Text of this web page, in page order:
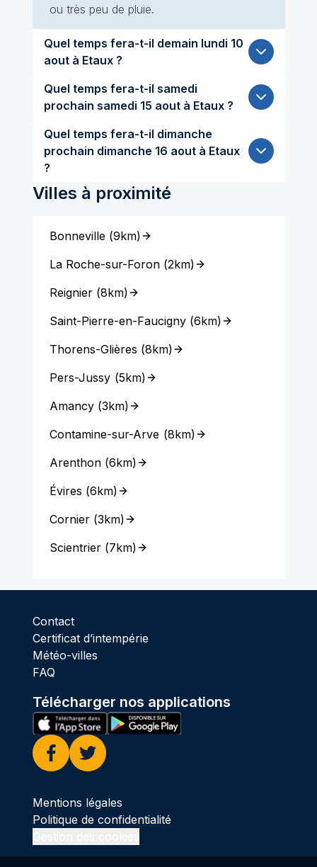
ou très peu de pluie.
Quel temps fera-t-il demain lundi 10
aout à Etaux ?
Quel temps fera-t-il samedi
prochain samedi 15 aout à Etaux ?
Quel temps fera-t-il dimanche
prochain dimanche 16 aout à Etaux
?
Villes à proximité
Bonneville(9km)
La Roche-sur-Foron(2km)
Reignier(8km)
Saint-Pierre-en-Faucigny(6km)
Thorens-Glières (8km)
Pers-Jussy (5km)
Amancy(3km)
Contamine-sur-Arve (8km)
Arenthon(6km)
Évires (6km)
Cornier(3km)
Scientrier(7km)
Contact
Certificat d’intempérie
Météo-villes
FAQ
Télécharger nos applications
Facebook
Twitter
Mentions légales
Politique de confidentialité